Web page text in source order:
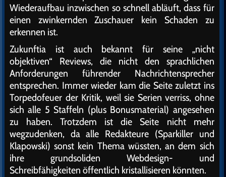
Wiederaufbau inzwischen so schnell abläuft, dass für
einen zwinkernden Zuschauer kein Schaden zu
erkennen ist.
Zukunftia ist auch bekannt für seine „nicht
objektiven“ Reviews, die nicht den sprachlichen
Anforderungen führender Nachrichtensprecher
entsprechen. Immer wieder kam die Seite zuletzt ins
Torpedofeuer der Kritik, weil sie Serien verriss, ohne
sich alle 5 Staffeln (plus Bonusmaterial) angesehen
zu haben. Trotzdem ist die Seite nicht mehr
wegzudenken, da alle Redakteure (Sparkiller und
Klapowski) sonst kein Thema wüssten, an dem sich
ihre grundsoliden Webdesign- und
Schreibfähigkeiten öffentlich kristallisieren könnten.